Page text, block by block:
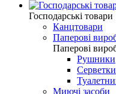
Господарські товари
Канцтовари
Паперові
Паперові
Рушники
Серветки
Миючі засоби